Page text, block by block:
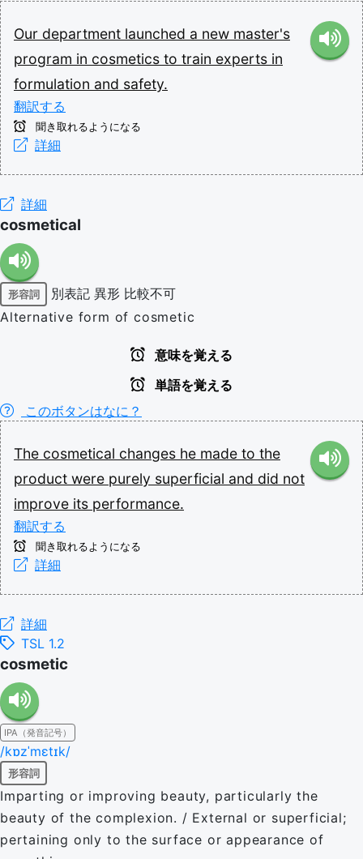
Our department launched a new master's
program in cosmetics to train experts in
formulation and safety.
翻訳する
聞き取れるようになる
詳細
詳細
cosmetical
形容詞 別表記 異形 比較不可
Alternative form of cosmetic
意味を覚える
単語を覚える
このボタンはなに？
The cosmetical changes he made to the
product were purely superficial and did not
improve its performance.
翻訳する
聞き取れるようになる
詳細
詳細
TSL 1.2
cosmetic
IPA（発音記号）
/kɒzˈmɛtɪk/
形容詞
Imparting or improving beauty, particularly the
beauty of the complexion. / External or superficial;
pertaining only to the surface or appearance of